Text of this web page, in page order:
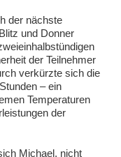
der nächste
und Donner
der Teilnehmer
verkürzte sich die
– ein
Temperaturen
der
Michael, nicht